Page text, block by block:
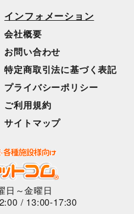
インフォメーション
会社概要
お問い合わせ
特定商取引法に基づく表記
プライバシーポリシー
ご利用規約
サイトマップ
日～金曜日
/ 13:00-17:30